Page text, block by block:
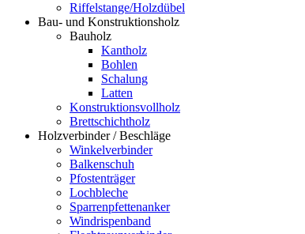
Riffelstange/Holzdübel
Bau- und Konstruktionsholz
Bauholz
Kantholz
Bohlen
Schalung
Latten
Konstruktionsvollholz
Brettschichtholz
Holzverbinder / Beschläge
Winkelverbinder
Balkenschuh
Pfostenträger
Lochbleche
Sparrenpfettenanker
Windrispenband